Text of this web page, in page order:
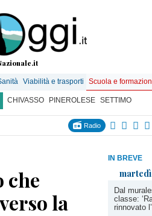
Viabilità e trasporti Scuola e
CHIVASSO PINEROLESE SETTIMO
Radio
IN BREVE
Dal
classe:
rinnovato
che
la